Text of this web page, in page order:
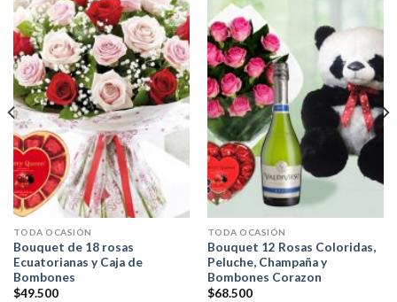
TODA OCASIÓN
Bouquet de 18 rosas
Ecuatorianas y Caja de
Bombones
$49.500
TODA OCASIÓN
Bouquet 12 Rosas Coloridas,
Peluche, Champaña y
Bombones Corazon
$68.500